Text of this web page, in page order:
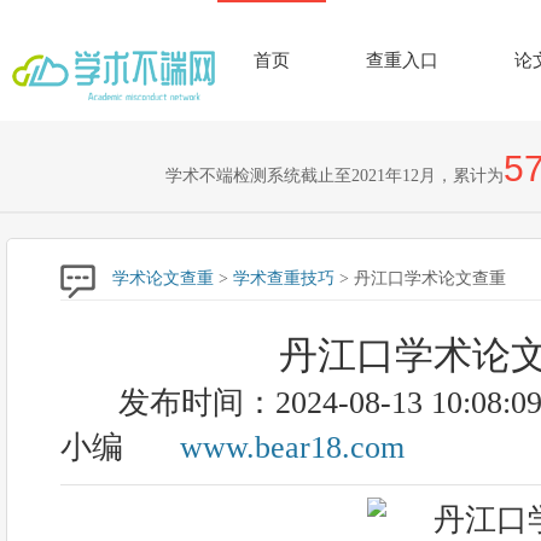
首页 查重入口 论
学术不端检测系统截止至2021年12月，累计为
学术论文查重 > 学术查重技巧 > 丹江口学术论文查重
丹江口学术论
发布时间：2024-08-13 10:08:09
小编
www.bear18.com